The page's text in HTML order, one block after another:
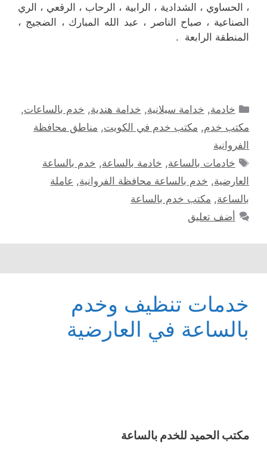
، الحساوي ، الشدادية ، الرابية ، الرحاب ، الرقعي ، الري
الصناعية ، صباح الناصر ، عبد الله المبارك ، الضجيج ،
المنطقة الرابعة .
التصنيفات
خادمة, خدامة سيلانية, خدامة هندية, خدم بالساعات,
مكتب خدم, مكتب خدم في الكويت, مناطق محافظة
الفروانية
الوسوم
خادمات بالساعة, خادمة بالساعة, خدم بالساعة
العارضية, خدم بالساعة محافظة الفروانية, عاملة
بالساعة, مكتب خدم بالساعة
أضف تعليق
خدمات تنظيف وخدم
بالساعة في العارضية
مكتب الحميد للخدم بالساعة